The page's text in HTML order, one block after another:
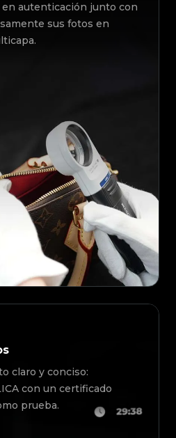
autenticación junto con
sus fotos en
claro y conciso:
con un certificado
prueba.